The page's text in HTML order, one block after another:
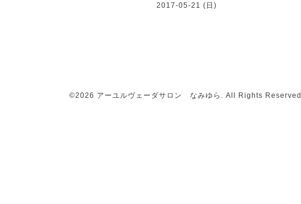
2017-05-21 (日)
©2026 アーユルヴェーダサロン なみゆら . All Rights Reserved.